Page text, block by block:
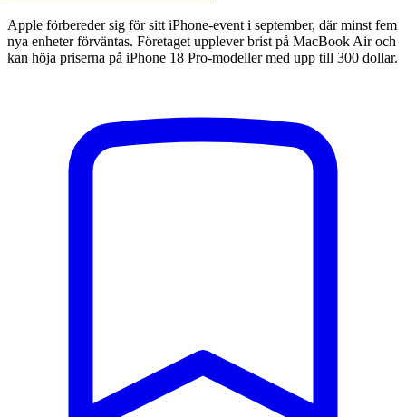
Apple förbereder sig för sitt iPhone-event i september, där minst fem
nya enheter förväntas. Företaget upplever brist på MacBook Air och
kan höja priserna på iPhone 18 Pro-modeller med upp till 300 dollar.